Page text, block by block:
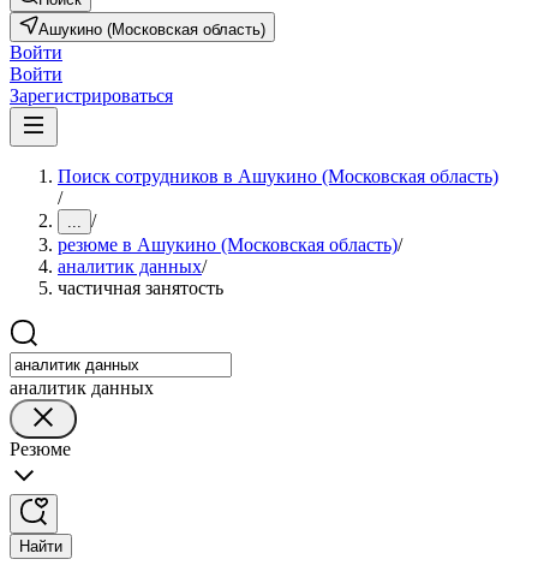
Ашукино (Московская область)
Войти
Войти
Зарегистрироваться
Поиск сотрудников в Ашукино (Московская область)
/
... /
резюме в Ашукино (Московская область)/
аналитик данных/
частичная занятость
аналитик данных
Резюме
Найти